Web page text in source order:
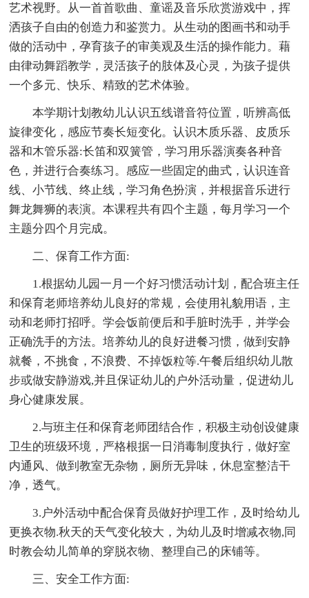
艺术视野。从一首首歌曲、童谣及音乐欣赏游戏中，挥
洒孩子自由的创造力和鉴赏力。从生动的图画书和动手
做的活动中，孕育孩子的审美观及生活的操作能力。藉
由律动舞蹈教学，灵活孩子的肢体及心灵，为孩子提供
一个多元、快乐、精致的艺术体验。
本学期计划教幼儿认识五线谱音符位置，听辨高低
旋律变化，感应节奏长短变化。认识木质乐器、皮质乐
器和木管乐器:长笛和双簧管，学习用乐器演奏各种音
色，并进行合奏练习。感应一些固定的曲式，认识连音
线、小节线、终止线，学习角色扮演，并根据音乐进行
舞龙舞狮的表演。本课程共有四个主题，每月学习一个
主题分四个月完成。
二、保育工作方面:
1.根据幼儿园一月一个好习惯活动计划，配合班主任
和保育老师培养幼儿良好的常规，会使用礼貌用语，主
动和老师打招呼。学会饭前便后和手脏时洗手，并学会
正确洗手的方法。培养幼儿的良好进餐习惯，做到安静
就餐，不挑食，不浪费、不掉饭粒等.午餐后组织幼儿散
步或做安静游戏,并且保证幼儿的户外活动量，促进幼儿
身心健康发展。
2.与班主任和保育老师团结合作，积极主动创设健康
卫生的班级环境，严格根据一日消毒制度执行，做好室
内通风、做到教室无杂物，厕所无异味，休息室整洁干
净，透气。
3.户外活动中配合保育员做好护理工作，及时给幼儿
更换衣物.秋天的天气变化较大，为幼儿及时增减衣物,同
时教会幼儿简单的穿脱衣物、整理自己的床铺等。
三、安全工作方面: